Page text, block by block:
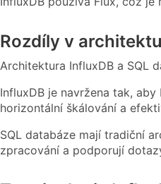
Rozdíly v
Architektura InfluxDB a SQL
InfluxDB je navržena tak,
horizontální škálování a
SQL databáze mají tradiční
zpracování a podporují